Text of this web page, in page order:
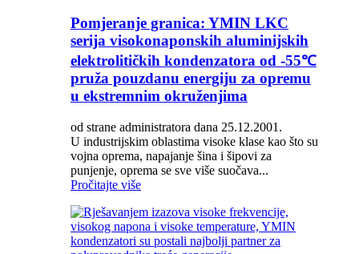
Pomjeranje granica: YMIN LKC
serija visokonaponskih aluminijskih
elektrolitičkih kondenzatora od -55℃
pruža pouzdanu energiju za opremu
u ekstremnim okruženjima
od strane administratora dana 25.12.2001.
U industrijskim oblastima visoke klase kao što su
vojna oprema, napajanje šina i šipovi za
punjenje, oprema se sve više suočava...
Pročitajte više